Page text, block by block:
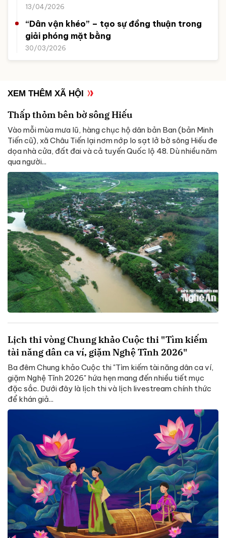
13/04/2026
“Dân vận khéo” – tạo sự đồng thuận trong
giải phóng mặt bằng
30/03/2026
XEM THÊM XÃ HỘI
Thấp thỏm bên bờ sông Hiếu
Vào mỗi mùa mưa lũ, hàng chục hộ dân bản Ban (bản Minh
Tiến cũ), xã Châu Tiến lại nơm nớp lo sạt lở bờ sông Hiếu đe
dọa nhà cửa, đất đai và cả tuyến Quốc lộ 48. Dù nhiều năm
qua người...
Lịch thi vòng Chung khảo Cuộc thi "Tìm kiếm
tài năng dân ca ví, giặm Nghệ Tĩnh 2026"
Ba đêm Chung khảo Cuộc thi "Tìm kiếm tài năng dân ca ví,
giặm Nghệ Tĩnh 2026" hứa hẹn mang đến nhiều tiết mục
đặc sắc. Dưới đây là lịch thi và lịch livestream chính thức
để khán giả...